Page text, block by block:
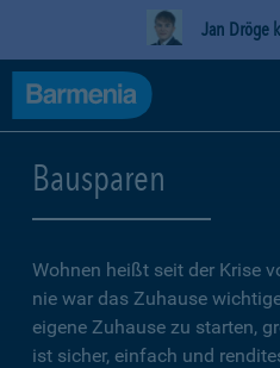
Jan Dröge
Bausparen
Wohnen heißt seit der Krise
nie war das Zuhause
eigene Zuhause zu starten,
ist sicher, einfach und